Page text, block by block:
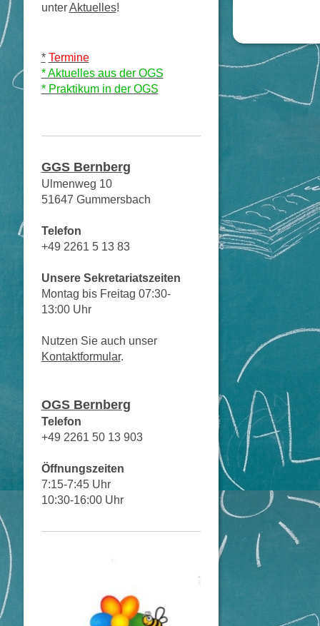
unterAktuelles!
* Termine
* Aktuelles aus der OGS
* Praktikum in der OGS
GGS Bernberg
Ulmenweg 10
51647 Gummersbach
Telefon
+49 2261 5 13 83
Unsere Sekretariatszeiten
Montag bis Freitag 07:30-
13:00 Uhr
Nutzen Sie auch unser
Kontaktformular.
OGS Bernberg
Telefon
+49 2261 50 13 903
Öffnungszeiten
7:15-7:45 Uhr
10:30-16:00 Uhr